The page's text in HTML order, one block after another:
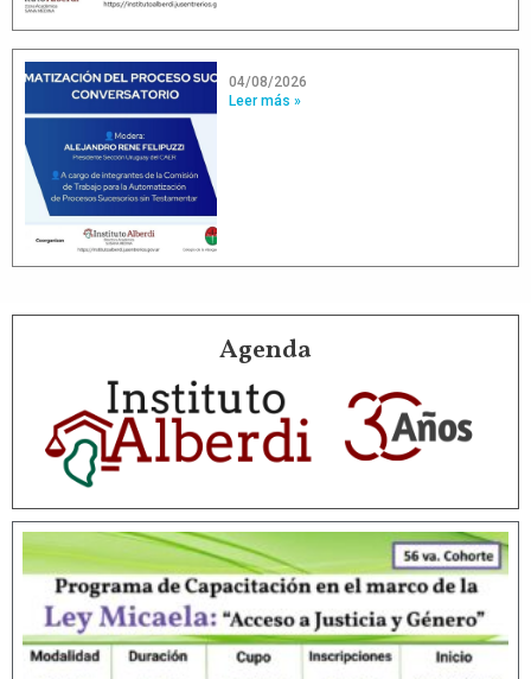
04/08/2026
Leer más »
Agenda